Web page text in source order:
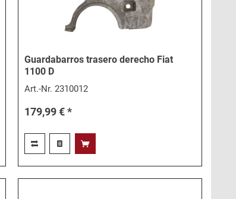
Guardabarros trasero derecho Fiat
1100 D
Art.-Nr. 2310012
179,99 € *